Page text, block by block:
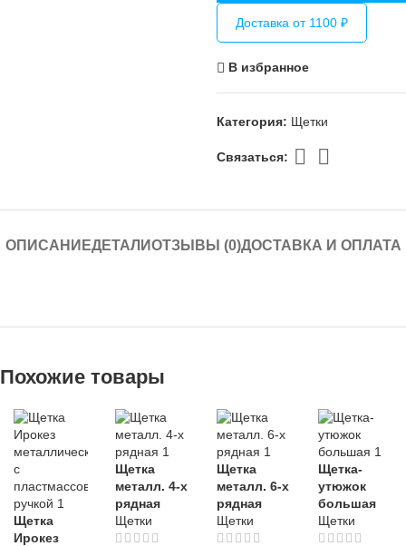
Доставка от 1100 ₽
В избранное
Категория: Щетки
Связаться:
ОПИСАНИЕДЕТАЛИОТЗЫВЫ (0)ДОСТАВКА И ОПЛАТА
Похожие товары
Щетка
Ирокез
Щетка
металл. 4-х
рядная
Щетки
Щетка
металл. 6-х
рядная
Щетки
Щетка-
утюжок
большая
Щетки